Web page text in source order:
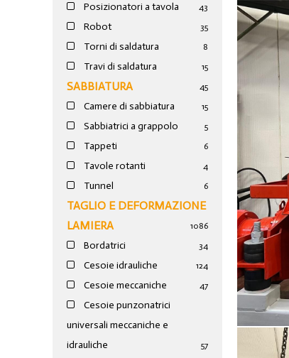
Posizionatori a tavola 43
Robot 35
Torni di saldatura 8
Travi di saldatura 15
SABBIATURA 45
Camere di sabbiatura 15
Sabbiatrici a grappolo 5
Tappeti 6
Tavole rotanti 4
Tunnel 6
TAGLIO E DEFORMAZIONE
LAMIERA
1086
Bordatrici 34
Cesoie idrauliche 124
Cesoie meccaniche 47
Cesoie punzonatrici
universali meccaniche e
idrauliche
57